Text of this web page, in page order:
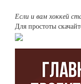
Если и вам хоккей
Для простоты